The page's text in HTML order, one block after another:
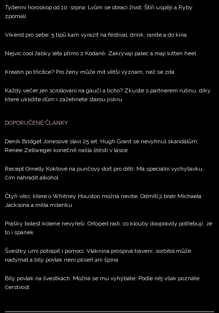
Týdenní horoskop od 10. srpna: Lvům se obrací život, Štíři uspějí a Ryby
zpomalí
Víkend pro sebe: 5 tipů kam vyrazit na festival, drink, rande a do kina
Nejvíc cool žabky léta přímo z Kodaně. Zakrývají palec a mají kitten heel
Kreatin po třicítce? Pro ženy může mít větší význam, než se zdá
Každý večer jen scrollování na gauči a ticho? Zkuste s partnerem rutinu, díky
které uklidíte dům i zažehnete starou jiskru
DOPORUČENÉ ČLÁNKY
Deník Bridget Jonesové slaví 25 let: Hugh Grant se nevyhnul skandálům,
Renée Zellweger konečně našla štěstí v lásce
Recept Ornelly Koktové na punčový dort pro děti: Má speciální vychytávku,
čím nahradit alkohol
Čtyři věci, které o Whitney Houston možná nevíte: Odmítl ji bratr Michaela
Jacksona a měla milenku
Prášky bolest kolene nevyřeší. Ortoped radí, co klouby doopravdy potřebují. Je
to i spánek
Švestky umí potrápit i pomoci. Vláknina prospívá trávení, sorbitol může
nadýmat a bílý povlak není plíseň ani špína
Bílý povlak na švestkách: Možná se mu vyhýbáte. Podle něj však poznáte
čerstvost